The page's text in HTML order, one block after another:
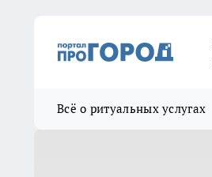
Всё о ритуальных услугах